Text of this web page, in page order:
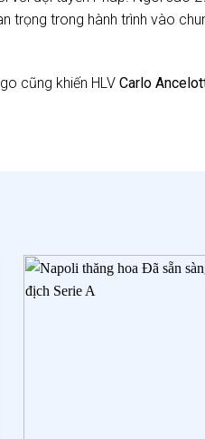
trọng trong hành trình vào
cũng khiến HLV Carlo